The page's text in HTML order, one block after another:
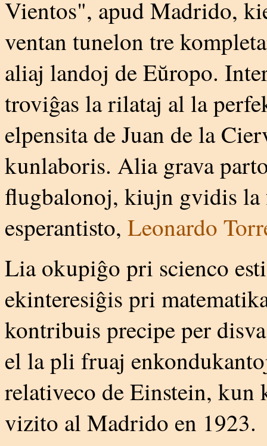
Vientos", apud Madrido,
ventan tunelon tre
aliaj landoj de Eŭropo.
troviĝas la rilataj al la
elpensita de Juan de la
kunlaboris. Alia grava
flugbalonoj, kiujn gvidis la
esperantisto, Leonardo
Lia okupiĝo pri scienco
ekinteresiĝis pri
kontribuis precipe per
el la pli fruaj
relativeco de Einstein,
vizito al Madrido en 1923.